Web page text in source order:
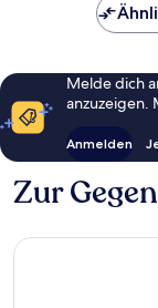
Melde dich
anzuzeigen.
Anmelden
Zur